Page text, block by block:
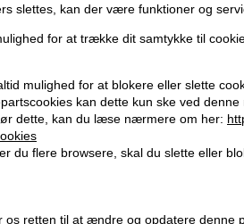
slettes, kan der være funktioner og
for at trække dit samtykke til
mulighed for at blokere eller slette
kan dette kun ske ved denne
dette, kan du læse nærmere om her:
du flere browsere, skal du slette eller
os retten til at ændre og opdatere denne
Modtag tilbud mm
Navn
E-mail